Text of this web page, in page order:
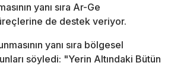
yanı sıra Ar-Ge
de destek veriyor.
yanı sıra bölgesel
söyledi: "Yerin Altındaki Bütün